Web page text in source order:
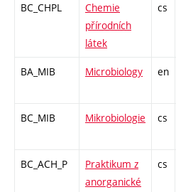
BC_CHPL
Chemie
přírodních
látek
cs
BA_MIB Microbiology en
BC_MIB Mikrobiologie cs
BC_ACH_P
Praktikum z
anorganické
cs